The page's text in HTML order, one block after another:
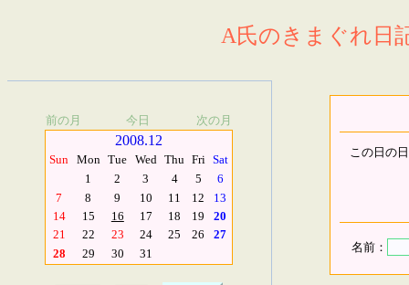
A氏のきまぐれ日
前の月 今日 次の月
2008.12
Sun Mon Tue Wed Thu Fri Sat
1
2 3 4 5
6
7
8 9 10 11 12
13
14
15 16 17 18 19
20
21
22 23 24 25 26
27
28
29 30 31
この日の
名前：